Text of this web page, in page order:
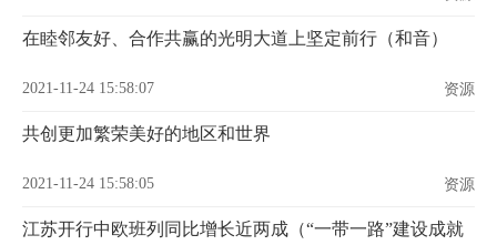
在睦邻友好、合作共赢的光明大道上坚定前行（和音）
2021-11-24 15:58:07 资源
共创更加繁荣美好的地区和世界
2021-11-24 15:58:05 资源
江苏开行中欧班列同比增长近两成（“一带一路”建设成就